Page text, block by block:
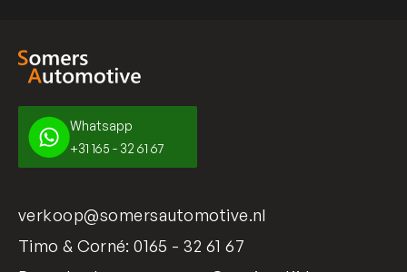
Whatsapp
+31 165 - 32 61 67
verkoop@somersautomotive.nl
Timo & Corné:0165 - 32 61 67